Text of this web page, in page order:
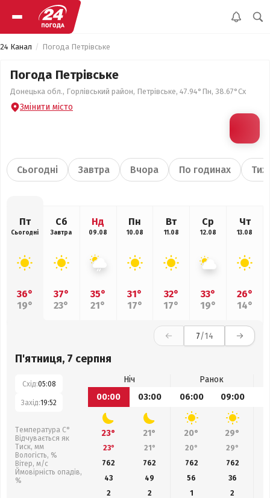
24 Канал Погода Петрівське
Погода Петрівське
Донецька обл., Горлівський район, Петрівське, 47.94°Пн, 38.67°Сх
Змінити місто
Сьогодні Завтра Вчора По годинах
Пт
Сьогодні
36°
19°
Сб
Завтра
37°
23°
Нд
09.08
35°
21°
Пн
10.08
31°
17°
Вт
11.08
32°
17°
Ср
12.08
33°
19°
Чт
13.08
26°
14°
7/14
П'ятниця, 7 серпня
Схід:05:08
Захід:19:52
Температура С°
Відчувається як
Тиск, мм
Вологість, %
Вітер, м/с
Ймовірність опадів,
%
Ніч
Ранок
00:00
03:00 06:00 09:00
23° 21° 20° 29°
23° 21° 20° 29°
762
762 762 762
43
49 56 36
2
2 1
2